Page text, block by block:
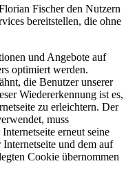
Fischer den Nutzern
bereitstellen, die ohne
und Angebote auf
optimiert werden.
die Benutzer unserer
Wiedererkennung ist es,
zu erleichtern. Der
muss
erneut seine
und dem auf
Cookie übernommen